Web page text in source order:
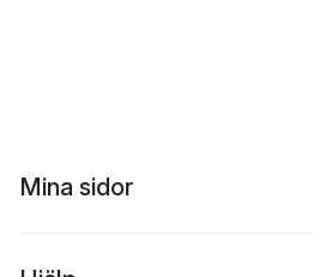
Mina sidor